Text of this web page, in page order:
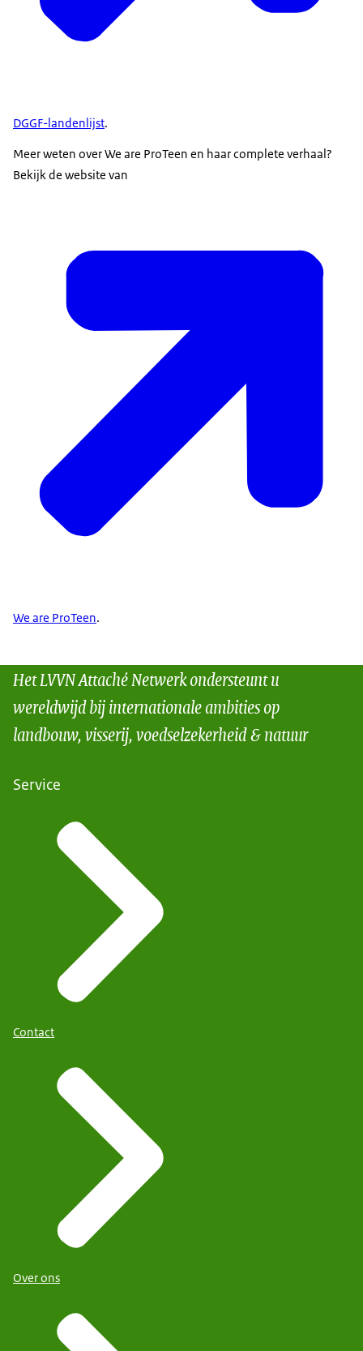
DGGF-landenlijst.
Meer weten over We are ProTeen en haar complete verhaal?
Bekijk de website van
We are ProTeen.
Het LVVN Attaché Netwerk ondersteunt u
wereldwijd bij internationale ambities op
landbouw, visserij, voedselzekerheid & natuur
Service
Contact
Over ons